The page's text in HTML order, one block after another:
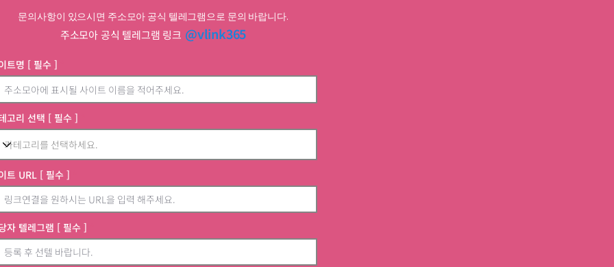
문의사항이 있으시면 주소모아 공식 텔레그램으로 문의 바랍니다.
주소모아 공식 텔레그램 링크 @vlink365
트명 [ 필수 ]
고리 선택 [ 필수 ]
트 URL [ 필수 ]
자 텔레그램 [ 필수 ]